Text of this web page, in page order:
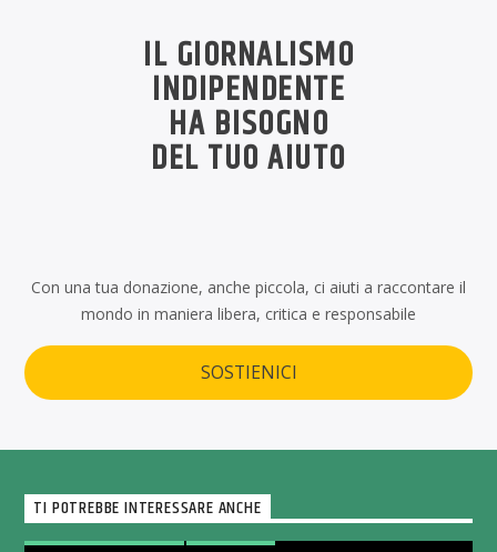
IL GIORNALISMO
INDIPENDENTE
HA BISOGNO
DEL TUO AIUTO
Con una tua donazione, anche piccola, ci aiuti a raccontare il
mondo in maniera libera, critica e responsabile
SOSTIENICI
TI POTREBBE INTERESSARE ANCHE